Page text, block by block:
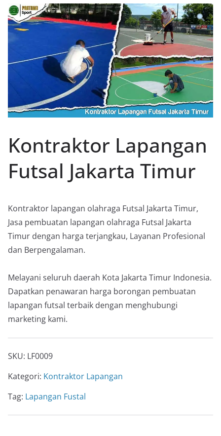
Kontraktor Lapangan
Futsal Jakarta Timur
Kontraktor lapangan olahraga Futsal Jakarta Timur,
Jasa pembuatan lapangan olahraga Futsal Jakarta
Timur dengan harga terjangkau, Layanan Profesional
dan Berpengalaman.
Melayani seluruh daerah Kota Jakarta Timur Indonesia.
Dapatkan penawaran harga borongan pembuatan
lapangan futsal terbaik dengan menghubungi
marketing kami.
SKU: LF0009
Kategori: Kontraktor Lapangan
Tag: Lapangan Fustal